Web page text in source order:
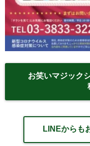
お笑いマジック
LINEからも